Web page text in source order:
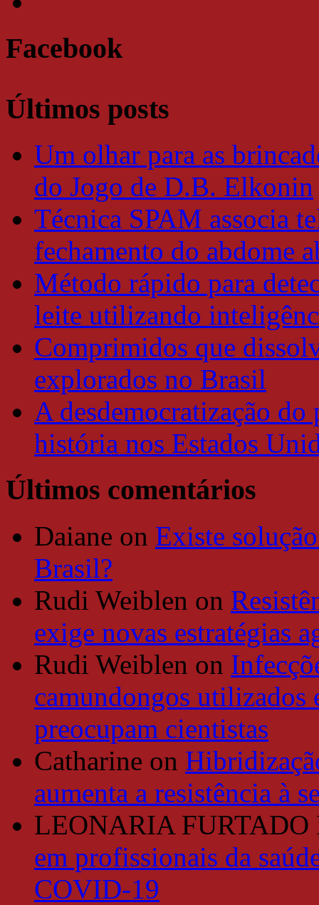
Facebook
Últimos posts
Um olhar para as
do Jogo de D.B. Elkonin
Técnica SPAM associa
fechamento do abdome
Método rápido para
leite utilizando
Comprimidos que
explorados no Brasil
A desdemocratização do
história nos Estados
Últimos comentários
Daiane on Existe
Brasil?
Rudi Weiblen on
exige novas estratégias
Rudi Weiblen on
camundongos utilizados
preocupam cientistas
Catharine on
aumenta a resistência à
LEONARIA FURTADO
em profissionais da
COVID-19